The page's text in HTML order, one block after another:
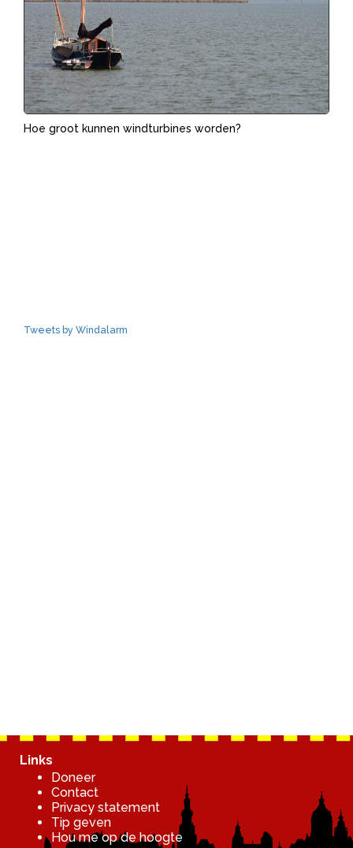
Hoe groot kunnen windturbines worden?
Tweets by Windalarm
Links
Doneer
Contact
Privacy statement
Tip geven
Hou me op de hoogte